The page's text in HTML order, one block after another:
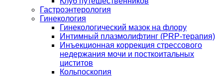
Гастроэнтерология
Гинекология
Гинекологический мазок на флору
Интимный плазмолифтинг (PRP-терапия)
Инъекционная коррекция стрессового
недержания мочи и посткоитальных
циститов
Кольпоскопия